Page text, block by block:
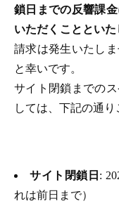
鎖日までの反響課
いただくこととい
請求は発生いたし
と幸いです。
サイト閉鎖までの
しては、下記の通り
サイト閉鎖日 :
れは前日まで）